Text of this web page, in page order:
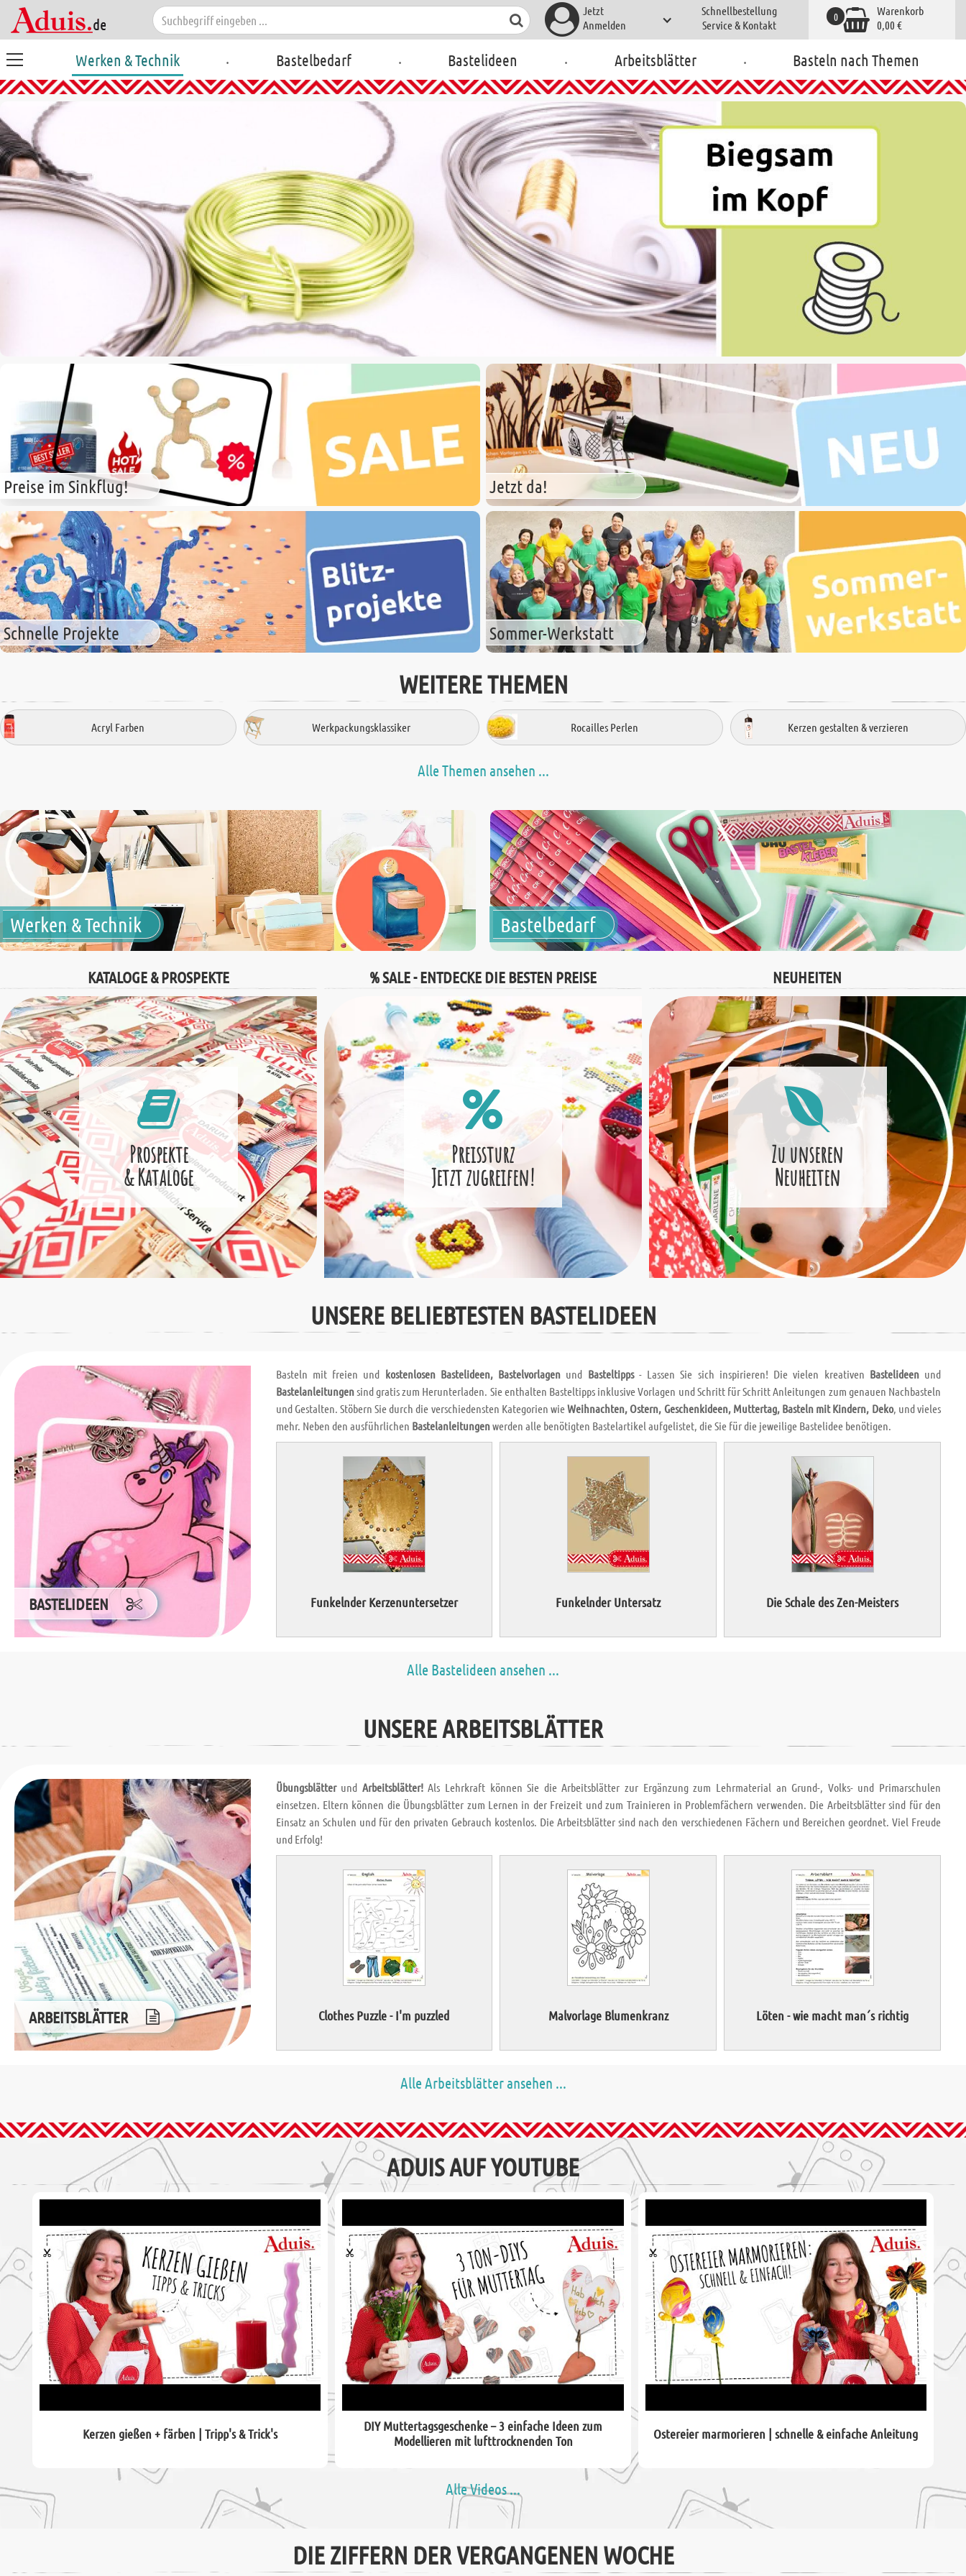
Jetzt
Anmelden
Schnellbestellung
Service & Kontakt
Warenkorb
0,00 €
0
Werken & Technik . Bastelbedarf . Bastelideen . Arbeitsblätter . Basteln nach Themen
Preise im Sinkflug! Jetzt da!
Schnelle Projekte Sommer-Werkstatt
WEITERE THEMEN
Acryl Farben Werkpackungsklassiker Rocailles Perlen Kerzen gestalten & verzieren
Alle Themen ansehen ...
Werken & Technik Bastelbedarf
KATALOGE & PROSPEKTE
Prospekte
& Kataloge
% SALE - ENTDECKE DIE BESTEN PREISE
Preissturz
Jetzt zugreifen!
NEUHEITEN
Zu unseren
Neuheiten
UNSERE BELIEBTESTEN BASTELIDEEN
BASTELIDEEN
Basteln mit freien und kostenlosen Bastelideen, Bastelvorlagen und Basteltipps- Lassen Sie sich inspirieren! Die vielen kreativen Bastelideenund
Bastelanleitungensind gratis zum Herunterladen. Sie enthalten Basteltipps inklusive Vorlagen und Schritt für Schritt Anleitungen zum genauen Nachbasteln
und Gestalten. Stöbern Sie durch die verschiedensten Kategorien wieWeihnachten, Ostern, Geschenkideen, Muttertag, Basteln mit Kindern, Deko, und vieles
mehr. Neben den ausführlichen Bastelanleitungenwerden alle benötigten Bastelartikel aufgelistet, die Sie für die jeweilige Bastelidee benötigen.
Funkelnder Kerzenuntersetzer Funkelnder Untersatz Die Schale des Zen-Meisters
Alle Bastelideen ansehen ...
UNSERE ARBEITSBLÄTTER
ARBEITSBLÄTTER
Übungsblätter und Arbeitsblätter!Als Lehrkraft können Sie die Arbeitsblätter zur Ergänzung zum Lehrmaterial an Grund-, Volks- und Primarschulen
einsetzen. Eltern können die Übungsblätter zum Lernen in der Freizeit und zum Trainieren in Problemfächern verwenden. Die Arbeitsblätter sind für den
Einsatz an Schulen und für den privaten Gebrauch kostenlos. Die Arbeitsblätter sind nach den verschiedenen Fächern und Bereichen geordnet. Viel Freude
und Erfolg!
Clothes Puzzle - I'm puzzled Malvorlage Blumenkranz Löten - wie macht man´s richtig
Alle Arbeitsblätter ansehen ...
ADUIS AUF YOUTUBE
Kerzen gießen + färben | Tripp's & Trick's
DIY Muttertagsgeschenke – 3 einfache Ideen zum
Modellieren mit lufttrocknenden Ton
Ostereier marmorieren | schnelle & einfache Anleitung
Alle Videos ...
DIE ZIFFERN DER VERGANGENEN WOCHE